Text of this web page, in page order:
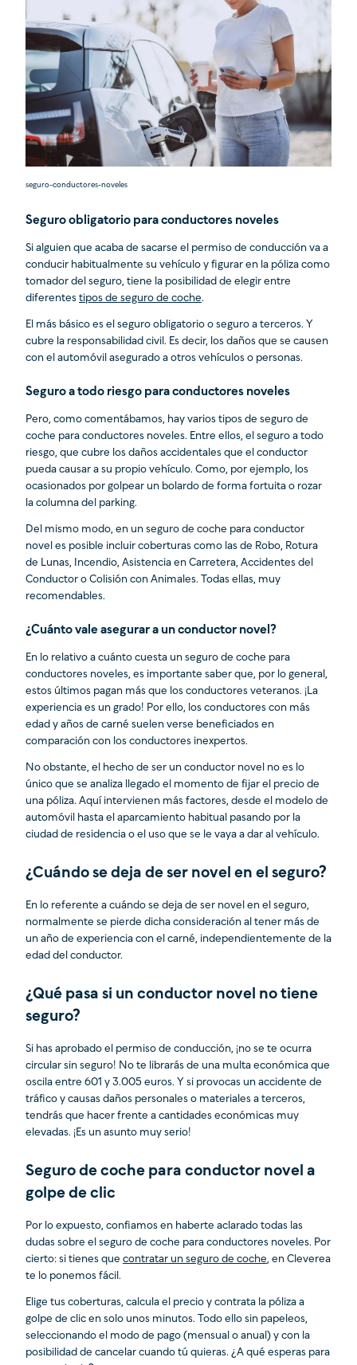
seguro-conductores-noveles
Seguro obligatorio para conductores noveles
Si alguien que acaba de sacarse el permiso de conducción va a
conducir habitualmente su vehículo y figurar en la póliza como
tomador del seguro, tiene la posibilidad de elegir entre
diferentes tipos de seguro de coche.
El más básico es el seguro obligatorio o seguro a terceros. Y
cubre la responsabilidad civil. Es decir, los daños que se causen
con el automóvil asegurado a otros vehículos o personas.
Seguro a todo riesgo para conductores noveles
Pero, como comentábamos, hay varios tipos de seguro de
coche para conductores noveles. Entre ellos, el seguro a todo
riesgo, que cubre los daños accidentales que el conductor
pueda causar a su propio vehículo. Como, por ejemplo, los
ocasionados por golpear un bolardo de forma fortuita o rozar
la columna del parking.
Del mismo modo, en un seguro de coche para conductor
novel es posible incluir coberturas como las de Robo, Rotura
de Lunas, Incendio, Asistencia en Carretera, Accidentes del
Conductor o Colisión con Animales. Todas ellas, muy
recomendables.
¿Cuánto vale asegurar a un conductor novel?
En lo relativo a cuánto cuesta un seguro de coche para
conductores noveles, es importante saber que, por lo general,
estos últimos pagan más que los conductores veteranos. ¡La
experiencia es un grado! Por ello, los conductores con más
edad y años de carné suelen verse beneficiados en
comparación con los conductores inexpertos.
No obstante, el hecho de ser un conductor novel no es lo
único que se analiza llegado el momento de fijar el precio de
una póliza. Aquí intervienen más factores, desde el modelo de
automóvil hasta el aparcamiento habitual pasando por la
ciudad de residencia o el uso que se le vaya a dar al vehículo.
¿Cuándo se deja de ser novel en el seguro?
En lo referente a cuándo se deja de ser novel en el seguro,
normalmente se pierde dicha consideración al tener más de
un año de experiencia con el carné, independientemente de la
edad del conductor.
¿Qué pasa si un conductor novel no tiene
seguro?
Si has aprobado el permiso de conducción, ¡no se te ocurra
circular sin seguro! No te librarás de una multa económica que
oscila entre 601 y 3.005 euros. Y si provocas un accidente de
tráfico y causas daños personales o materiales a terceros,
tendrás que hacer frente a cantidades económicas muy
elevadas. ¡Es un asunto muy serio!
Seguro de coche para conductor novel a
golpe de clic
Por lo expuesto, confiamos en haberte aclarado todas las
dudas sobre el seguro de coche para conductores noveles. Por
cierto: si tienes que contratar un seguro de coche, en Cleverea
te lo ponemos fácil.
Elige tus coberturas, calcula el precio y contrata la póliza a
golpe de clic en solo unos minutos. Todo ello sin papeleos,
seleccionando el modo de pago (mensual o anual) y con la
posibilidad de cancelar cuando tú quieras. ¿A qué esperas para